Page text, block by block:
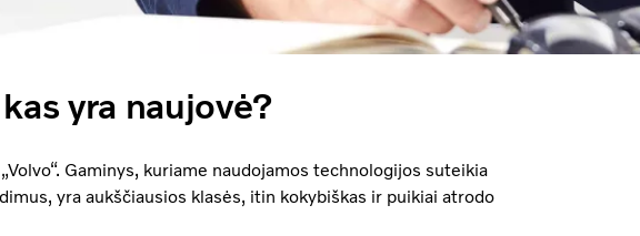
yra naujovė?
Gaminys, kuriame naudojamos technologijos suteikia
yra aukščiausios klasės, itin kokybiškas ir puikiai atrodo